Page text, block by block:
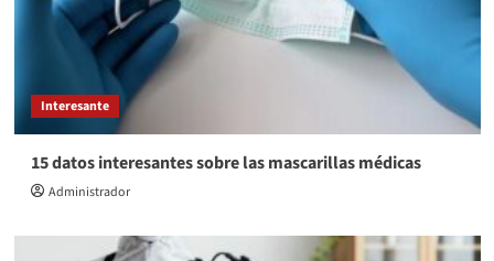
Interesante
15 datos interesantes sobre las mascarillas médicas
Administrador